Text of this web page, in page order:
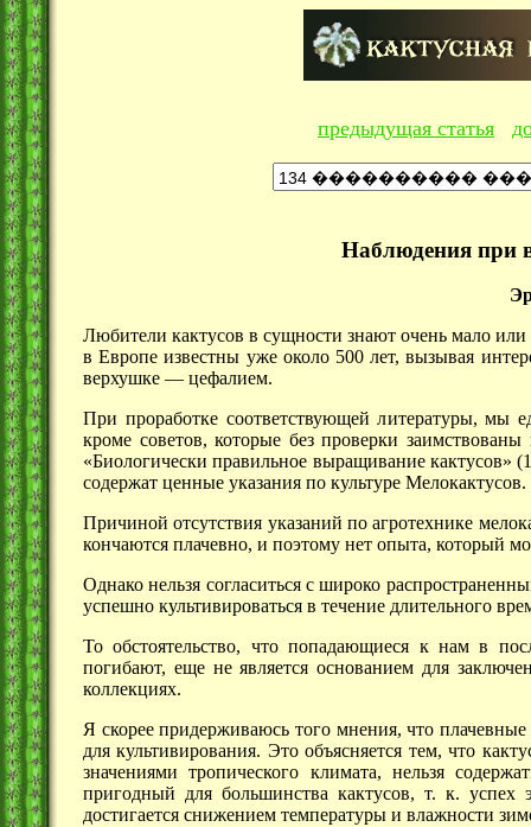
предыдущая статья
Наблюдения при
Любители кактусов в сущности знают очень мало
в Европе известны уже около 500 лет, вызывая
верхушке — цефалием.
При проработке соответствующей литературы, мы
кроме советов, которые без проверки
«Биологически правильное выращивание кактусов»
содержат ценные указания по культуре Мелокактусов.
Причиной отсутствия указаний по агротехнике
кончаются плачевно, и поэтому нет опыта, который
Однако нельзя согласиться с широко
успешно культивироваться в течение длительного
То обстоятельство, что попадающиеся к нам в
погибают, еще не является основанием для
коллекциях.
Я скорее придерживаюсь того мнения, что плачевные
для культивирования. Это объясняется тем, что
значениями тропического климата, нельзя
пригодный для большинства кактусов, т. к. успех
достигается снижением температуры и влажности